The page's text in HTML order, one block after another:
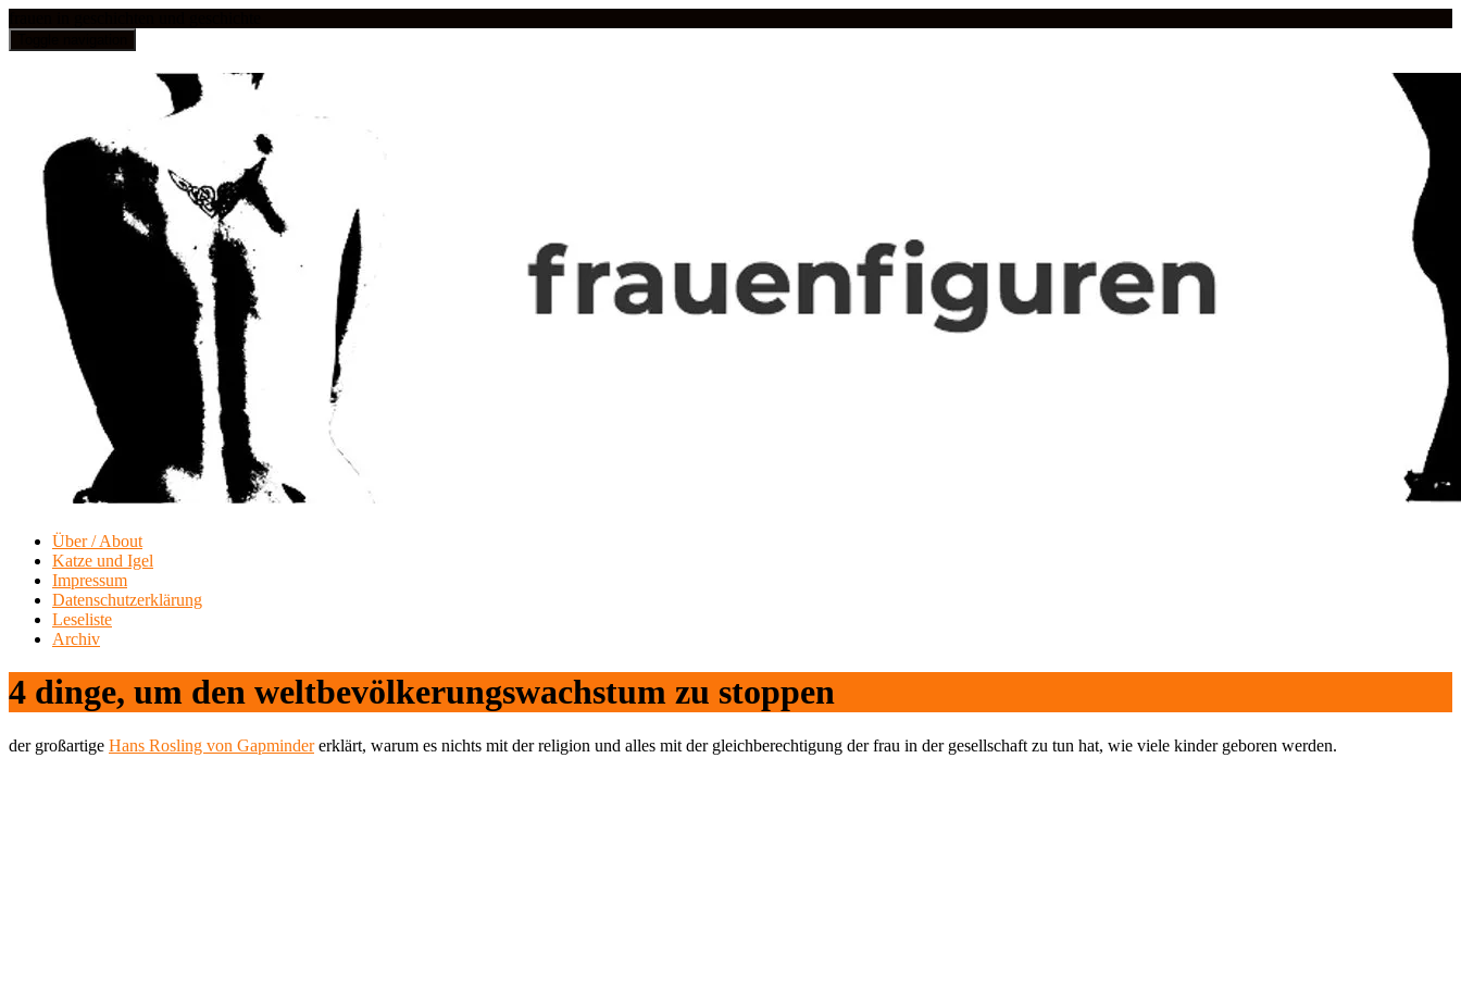
Über / About
Katze und Igel
Impressum
Datenschutzerklärung
Leseliste
Archiv
4 dinge, um den weltbevölkerungswachstum zu stoppen
der großartige Hans Rosling von Gapmindererklärt, warum es nichts mit der religion und alles mit der gleichberechtigung der frau in der gesellschaft zu tun hat, wie viele kinder geboren werden.